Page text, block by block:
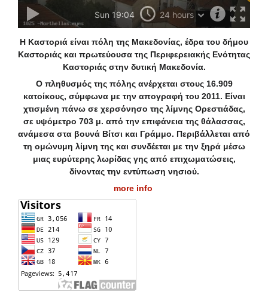
Η Καστοριά είναι πόλη της Μακεδονίας, έδρα του δήμου
Καστοριάς και πρωτεύουσα της Περιφερειακής Ενότητας
Καστοριάς στην δυτική Μακεδονία.
Ο πληθυσμός της πόλης ανέρχεται στους 16.909
κατοίκους, σύμφωνα με την απογραφή του 2011. Είναι
χτισμένη πάνω σε χερσόνησο της λίμνης Ορεστιάδας,
σε υψόμετρο 703 μ. από την επιφάνεια της θάλασσας,
ανάμεσα στα βουνά Βίτσι και Γράμμο. Περιβάλλεται από
τη ομώνυμη λίμνη της και συνδέεται με την ξηρά μέσω
μιας ευρύτερης λωρίδας γης από επιχωματώσεις,
δίνοντας την εντύπωση νησιού.
more info